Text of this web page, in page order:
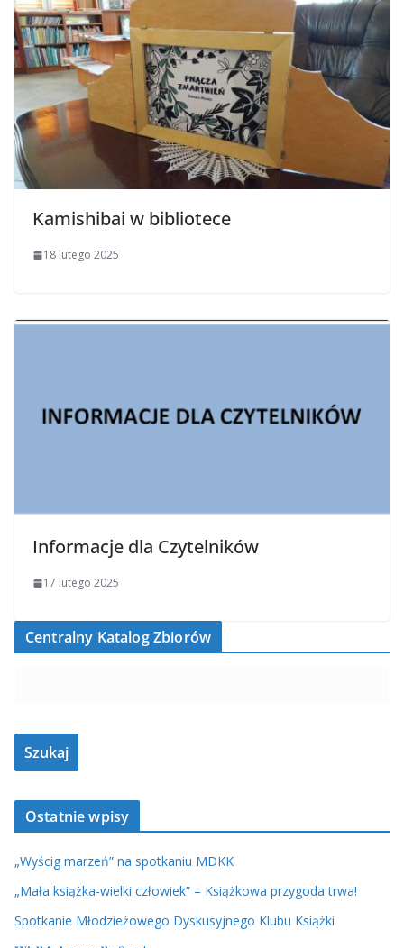
Kamishibai w bibliotece
18 lutego 2025
Informacje dla Czytelników
17 lutego 2025
Centralny Katalog Zbiorów
Ostatnie wpisy
„Wyścig marzeń” na spotkaniu MDKK
„Mała książka-wielki człowiek” – Książkowa przygoda trwa!
Spotkanie Młodzieżowego Dyskusyjnego Klubu Książki